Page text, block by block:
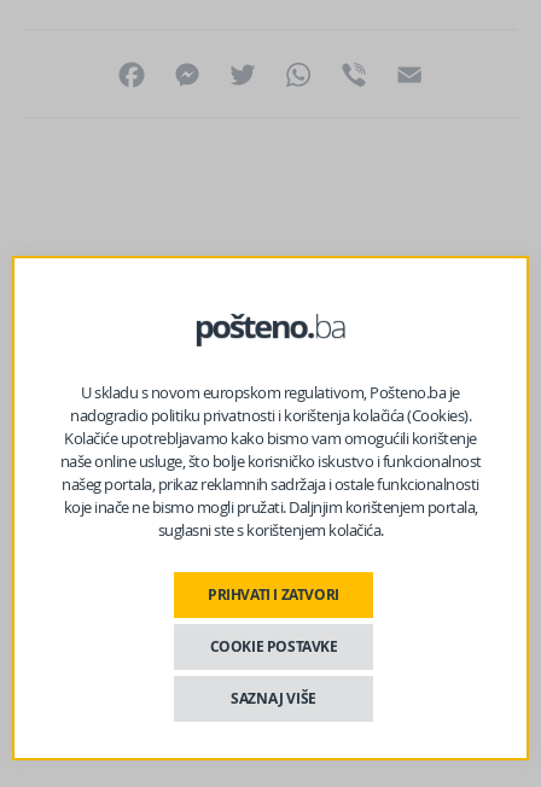
FacebookMessenger
Twitter WhatsApp
Viber
Kupovna moć u BiH na najnižim granama: Jedna plata ne
može kupiti ni pola kvadrata stana
U skladu s novom europskom regulativom, Pošteno.ba je
nadogradio politiku privatnosti i korištenja kolačića (Cookies).
Kolačiće upotrebljavamo kako bismo vam omogućili korištenje
naše online usluge, što bolje korisničko iskustvo i funkcionalnost
našeg portala, prikaz reklamnih sadržaja i ostale funkcionalnosti
koje inače ne bismo mogli pružati. Daljnjim korištenjem portala,
suglasni ste s korištenjem kolačića.
PRIHVATI I ZATVORI
COOKIE POSTAVKE
SAZNAJ VIŠE